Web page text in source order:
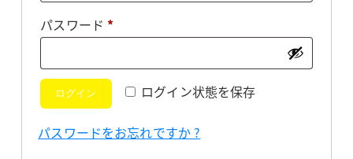
パスワード *必
ログイン状態を保存
ログイン
パスワードをお忘れですか ?